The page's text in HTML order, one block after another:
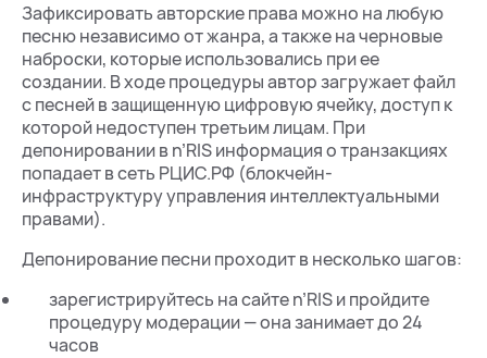
Зафиксировать авторские права можно на любую
песню независимо от жанра, а также на черновые
наброски, которые использовались при ее
создании. В ходе процедуры автор загружает файл
с песней в защищенную цифровую ячейку, доступ к
которой недоступен третьим лицам. При
депонировании в n’RIS информация о транзакциях
попадает в сеть РЦИС.РФ (блокчейн-
инфраструктуру управления интеллектуальными
правами).
Депонирование песни проходит в несколько шагов:
зарегистрируйтесь на сайте n’RIS и пройдите
процедуру модерации — она занимает до 24
часов